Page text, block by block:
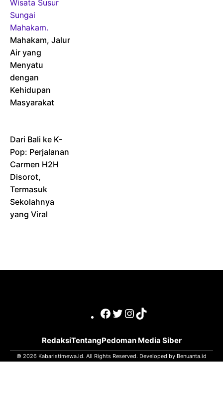
Mahakam, Jalur
Air yang
Menyatu
dengan
Kehidupan
Masyarakat
Dari Bali ke K-
Pop: Perjalanan
Carmen H2H
Disorot,
Termasuk
Sekolahnya
yang Viral
Facebook
Twitter
Instagram
TikTok
RedaksiTentangPedoman Media Siber
© 2026 Kabaristimewa.id. All Rights Reserved. Developed by Benuanta.id